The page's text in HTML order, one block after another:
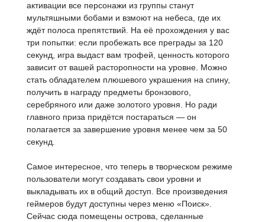
активации все персонажи из группы станут
мультяшными бобами и взмоют на небеса, где их
ждёт полоса препятствий. На её прохождения у вас
три попытки: если пробежать все преграды за 120
секунд, игра выдаст вам трофей, ценность которого
зависит от вашей расторопности на уровне. Можно
стать обладателем плюшевого украшения на спину,
получить в награду предметы бронзового,
серебряного или даже золотого уровня. Но ради
главного приза придётся постараться — он
полагается за завершение уровня менее чем за 50
секунд.
Самое интересное, что теперь в творческом режиме
пользователи могут создавать свои уровни и
выкладывать их в общий доступ. Все произведения
геймеров будут доступны через меню «Поиск».
Сейчас сюда помещены острова, сделанные